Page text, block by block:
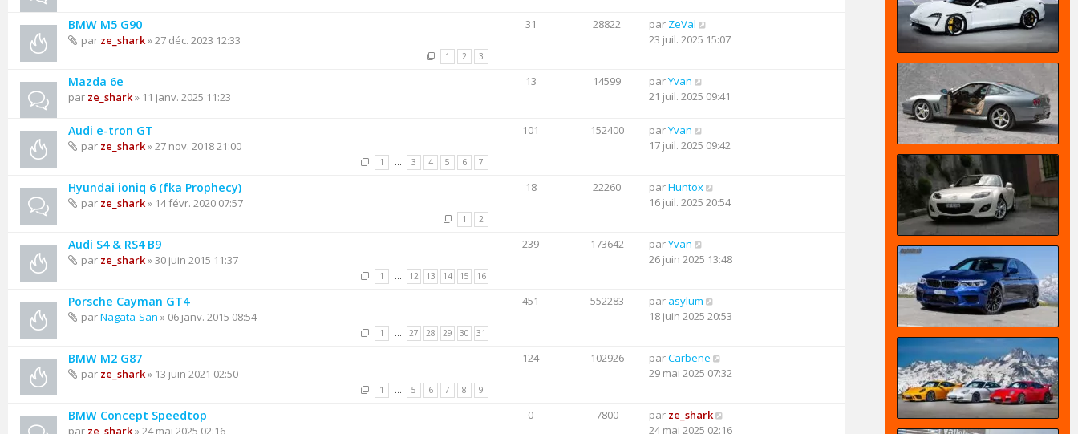
BMW M5 G90
par ze_shark» 27 déc. 2023 12:33
1 2 3
31 28822 par ZeVal
23 juil. 2025 15:07
Mazda 6e
par ze_shark» 11 janv. 2025 11:23
13 14599 parYvan
21 juil. 2025 09:41
Audi e-tron GT
par ze_shark» 27 nov. 2018 21:00
1 … 3 4 5 6 7
101 152400 parYvan
17 juil. 2025 09:42
Hyundai ioniq 6 (fka Prophecy)
par ze_shark» 14 févr. 2020 07:57
1 2
18 22260 parHuntox
16 juil. 2025 20:54
Audi S4 & RS4 B9
par ze_shark» 30 juin 2015 11:37
1 … 12 13 14 15 16
239 173642 parYvan
26 juin 2025 13:48
Porsche Cayman GT4
parNagata-San » 06 janv. 2015 08:54
1 … 27 28 29 30 31
451 552283 par asylum
18 juin 2025 20:53
BMW M2 G87
par ze_shark» 13 juin 2021 02:50
1 … 5 6 7 8 9
124 102926 parCarbene
29 mai 2025 07:32
BMW Concept Speedtop
par ze_shark» 24 mai 2025 02:16
0 7800 par ze_shark
24 mai 2025 02:16